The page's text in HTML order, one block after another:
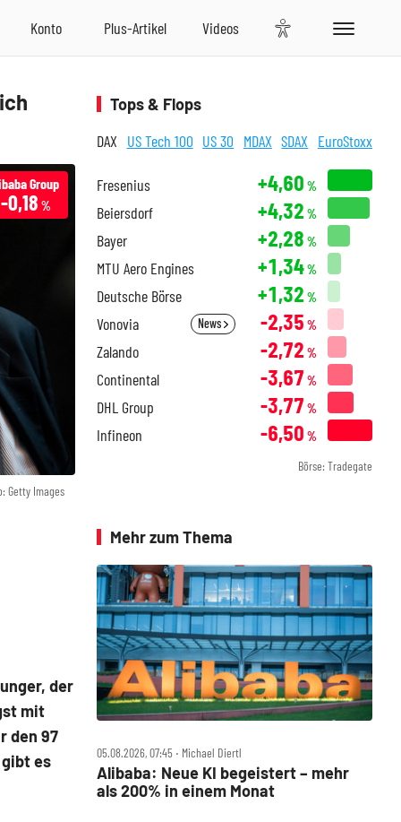
Getty Images
Group
-0,18 %
der
mit
den 97
es
Tops & Flops
DAX US Tech 100 US 30 MDAX SDAX EuroStoxx
Fresenius +4,60 %
Beiersdorf +4,32 %
Bayer +2,28 %
MTU Aero Engines +1,34%
Deutsche Börse +1,32 %
Vonovia News -2,35 %
Zalando -2,72 %
Continental -3,67 %
DHL Group -3,77 %
Infineon -6,50 %
Börse: Tradegate
Mehr zum Thema
05.08.2026, 07:45 ‧ Michael Diertl
Alibaba: Neue KI begeistert – mehr
als 200% in einem Monat